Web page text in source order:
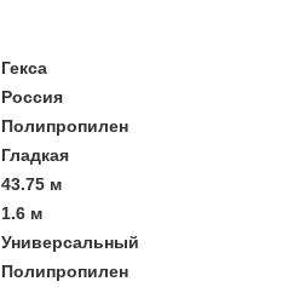
Гекса
Россия
Полипропилен
Гладкая
43.75 м
1.6 м
Универсальный
Полипропилен